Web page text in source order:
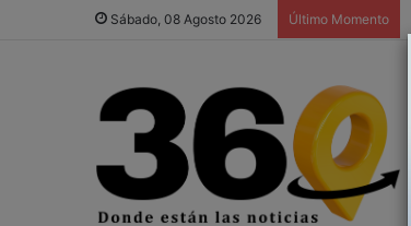
Sábado, 08 Agosto 2026 Último Momento